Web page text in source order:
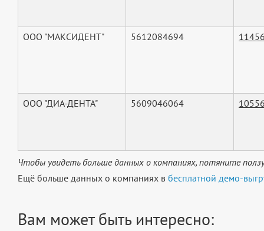
ООО "МАКСИДЕНТ" 5612084694
ООО "ДИА-ДЕНТА" 5609046064
Чтобы увидеть больше данных о компаниях, потяните
Ещё больше данных о компаниях в бесплатной демо-
Вам может быть интересно: